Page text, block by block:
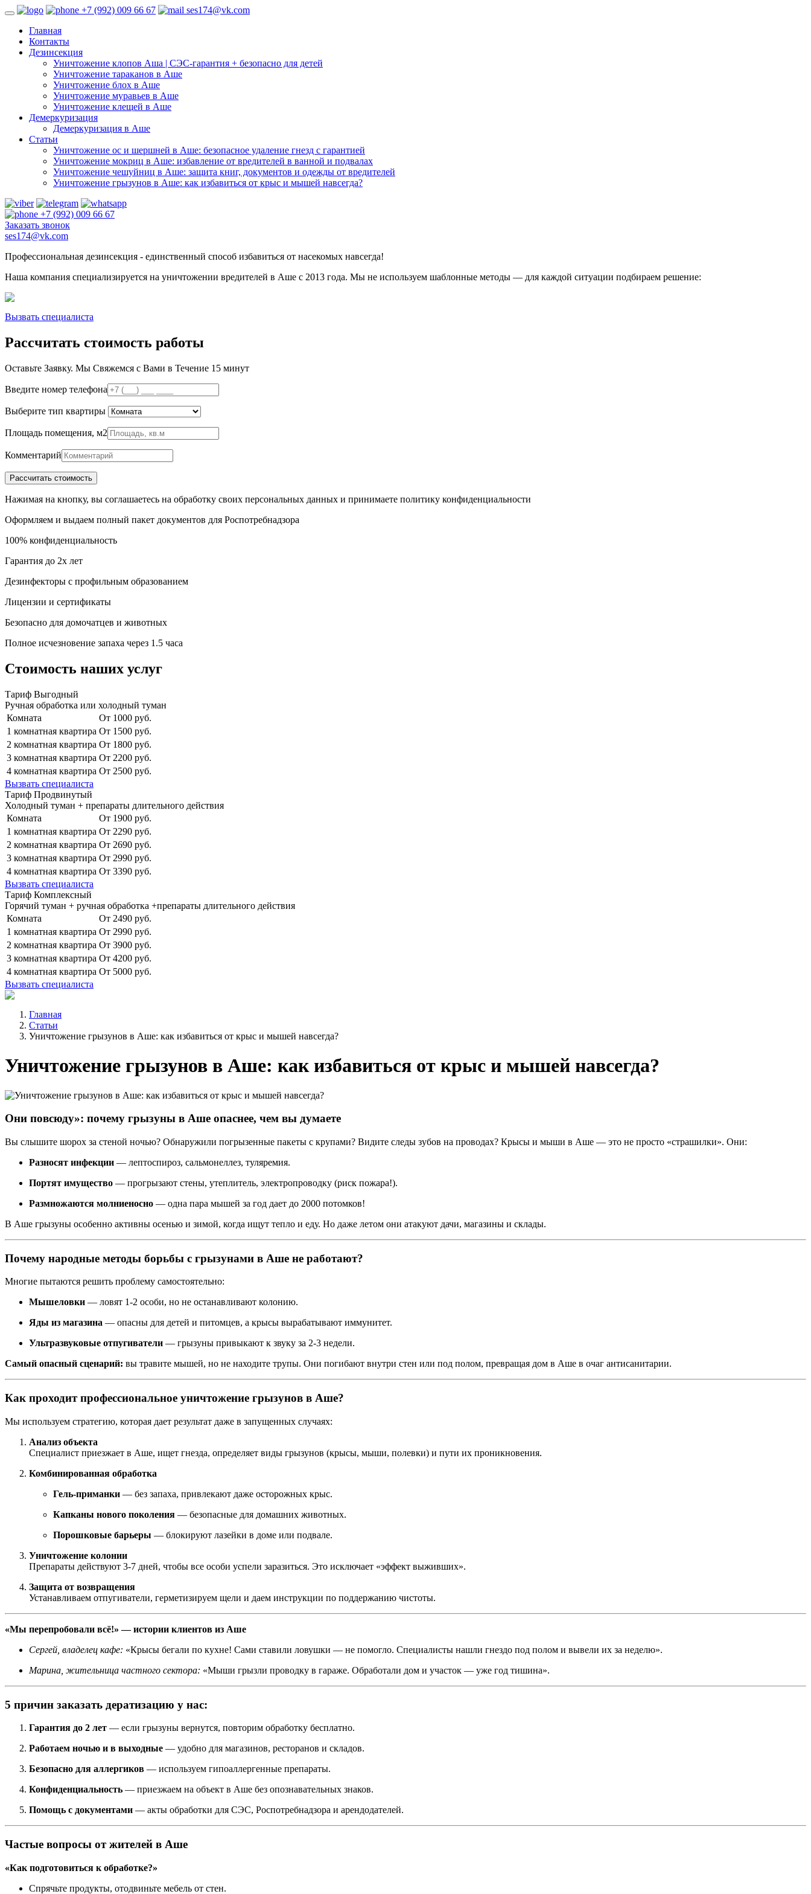
+7 (992) 009 66 67
ses174@vk.com
Главная
Контакты
Дезинсекция
Уничтожение клопов Аша | СЭС-гарантия + безопасно для детей
Уничтожение тараканов в Аше
Уничтожение блох в Аше
Уничтожение муравьев в Аше
Уничтожение клещей в Аше
Демеркуризация
Демеркуризация в Аше
Статьи
Уничтожение ос и шершней в Аше: безопасное удаление гнезд с гарантией
Уничтожение мокриц в Аше: избавление от вредителей в ванной и подвалах
Уничтожение чешуйниц в Аше: защита книг, документов и одежды от вредителей
Уничтожение грызунов в Аше: как избавиться от крыс и мышей навсегда?
+7 (992) 009 66 67
Заказать звонок
ses174@vk.com
Профессиональная дезинсекция - единственный способ избавиться от насекомых навсегда!
Наша компания специализируется на уничтожении вредителей в Аше с 2013 года. Мы не используем шаблонные методы — для каждой ситуации подбираем решение:
Вызвать специалиста
Рассчитать стоимость работы
Оставьте Заявку. Мы Свяжемся с Вами в Течение 15 минут
Введите номер телефона
Выберите тип квартиры
Площадь помещения, м2
Комментарий
Нажимая на кнопку, вы соглашаетесь на обработку своих персональных данных и принимаете политику конфиденциальности
Оформляем и выдаем полный пакет документов для Роспотребнадзора
100% конфиденциальность
Гарантия до 2х лет
Дезинфекторы с профильным образованием
Лицензии и сертификаты
Безопасно для домочатцев и животных
Полное исчезновение запаха через 1.5 часа
Стоимость наших услуг
Тариф Выгодный
Ручная обработка или холодный туман
Комната
От 1000 руб.
1 комнатная квартира От 1500 руб.
2 комнатная квартира От 1800 руб.
3 комнатная квартира От 2200 руб.
4 комнатная квартира От 2500 руб.
Вызвать специалиста
Тариф Продвинутый
Холодный туман + препараты длительного действия
Комната
От 1900 руб.
1 комнатная квартира От 2290 руб.
2 комнатная квартира От 2690 руб.
3 комнатная квартира От 2990 руб.
4 комнатная квартира От 3390 руб.
Вызвать специалиста
Тариф Комплексный
Горячий туман + ручная обработка +препараты длительного действия
Комната
От 2490 руб.
1 комнатная квартира От 2990 руб.
2 комнатная квартира От 3900 руб.
3 комнатная квартира От 4200 руб.
4 комнатная квартира От 5000 руб.
Вызвать специалиста
Главная
Статьи
Уничтожение грызунов в Аше: как избавиться от крыс и мышей навсегда?
Уничтожение грызунов в Аше: как избавиться от крыс и мышей навсегда?
Они повсюду»: почему грызуны в Аше опаснее, чем вы думаете
Вы слышите шорох за стеной ночью? Обнаружили погрызенные пакеты с крупами? Видите следы зубов на проводах? Крысы и мыши в Аше — это не просто «страшилки». Они:
Разносят инфекции — лептоспироз, сальмонеллез, туляремия.
Портят имущество — прогрызают стены, утеплитель, электропроводку (риск пожара!).
Размножаются молниеносно — одна пара мышей за год дает до 2000 потомков!
В Аше грызуны особенно активны осенью и зимой, когда ищут тепло и еду. Но даже летом они атакуют дачи, магазины и склады.
Почему народные методы борьбы с грызунами в Аше не работают?
Многие пытаются решить проблему самостоятельно:
Мышеловки — ловят 1-2 особи, но не останавливают колонию.
Яды из магазина — опасны для детей и питомцев, а крысы вырабатывают иммунитет.
Ультразвуковые отпугиватели — грызуны привыкают к звуку за 2-3 недели.
Самый опасный сценарий: вы травите мышей, но не находите трупы. Они погибают внутри стен или под полом, превращая дом в Аше в очаг антисанитарии.
Как проходит профессиональное уничтожение грызунов в Аше?
Мы используем стратегию, которая дает результат даже в запущенных случаях:
Анализ объекта
Специалист приезжает в Аше, ищет гнезда, определяет виды грызунов (крысы, мыши, полевки) и пути их проникновения.
Комбинированная обработка
Гель-приманки — без запаха, привлекают даже осторожных крыс.
Капканы нового поколения — безопасные для домашних животных.
Порошковые барьеры — блокируют лазейки в доме или подвале.
Уничтожение колонии
Препараты действуют 3-7 дней, чтобы все особи успели заразиться. Это исключает «эффект выживших».
Защита от возвращения
Устанавливаем отпугиватели, герметизируем щели и даем инструкции по поддержанию чистоты.
«Мы перепробовали всё!» — истории клиентов из Аше
Сергей, владелец кафе: «Крысы бегали по кухне! Сами ставили ловушки — не помогло. Специалисты нашли гнездо под полом и вывели их за неделю».
Марина, жительница частного сектора: «Мыши грызли проводку в гараже. Обработали дом и участок — уже год тишина».
5 причин заказать дератизацию у нас:
Гарантия до 2 лет — если грызуны вернутся, повторим обработку бесплатно.
Работаем ночью и в выходные — удобно для магазинов, ресторанов и складов.
Безопасно для аллергиков — используем гипоаллергенные препараты.
Конфиденциальность — приезжаем на объект в Аше без опознавательных знаков.
Помощь с документами — акты обработки для СЭС, Роспотребнадзора и арендодателей.
Частые вопросы от жителей в Аше
«Как подготовиться к обработке?»
Спрячьте продукты, отодвиньте мебель от стен.